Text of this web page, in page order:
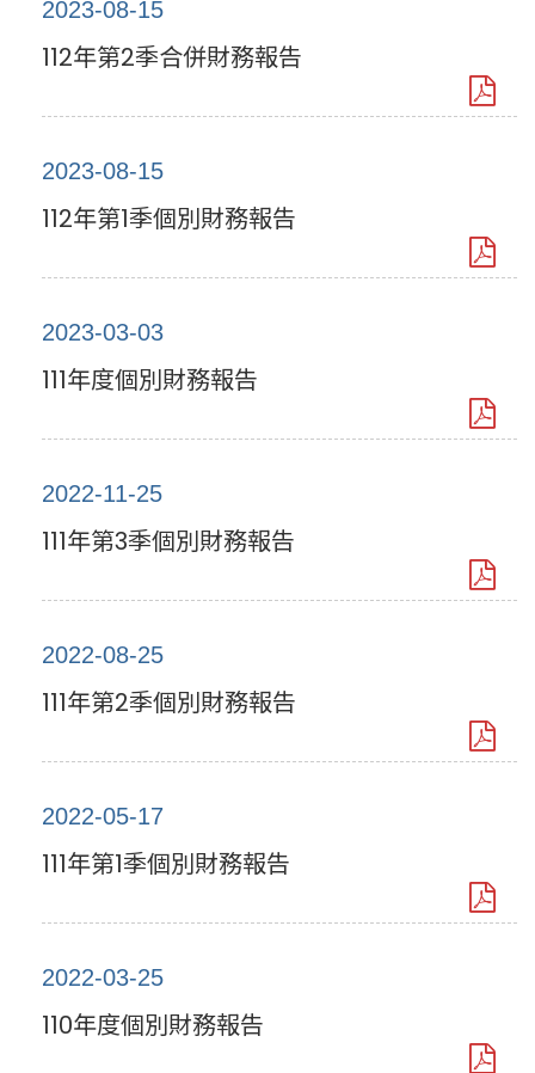
2023-08-15
112年第2季合併財務報告
2023-08-15
112年第1季個別財務報告
2023-03-03
111年度個別財務報告
2022-11-25
111年第3季個別財務報告
2022-08-25
111年第2季個別財務報告
2022-05-17
111年第1季個別財務報告
2022-03-25
110年度個別財務報告